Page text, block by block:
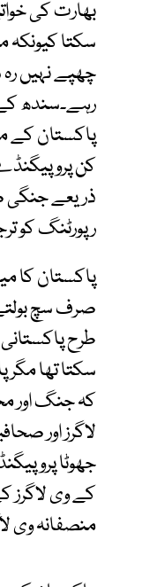
بھارت کی
سکتا کیونکہ
چھپے نہیں
رہے۔سندھ
پاکستان کے
کن
ذریعے جنگی
رپورٹنگ کو
پاکستان کا
صرف سچ
طرح
سکتا تھا مگر
کہ جنگ اور
لاگرز اور
جھوٹا
کے وی لاگرز
منصفانہ وی